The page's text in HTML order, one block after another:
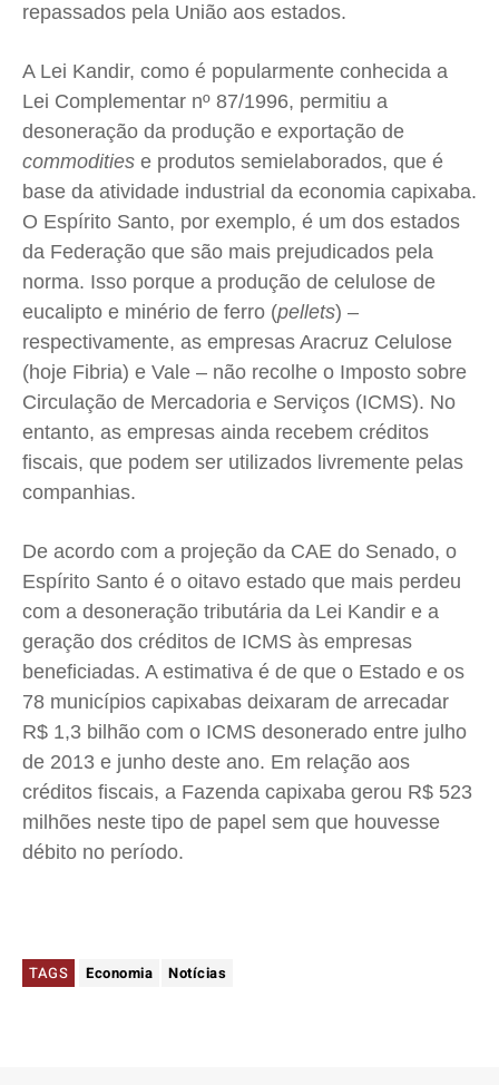
repassados pela União aos estados.
A Lei Kandir, como é popularmente conhecida a
Lei Complementar nº 87/1996, permitiu a
desoneração da produção e exportação de
commodities e produtos semielaborados, que é
base da atividade industrial da economia capixaba.
O Espírito Santo, por exemplo, é um dos estados
da Federação que são mais prejudicados pela
norma. Isso porque a produção de celulose de
eucalipto e minério de ferro (pellets) –
respectivamente, as empresas Aracruz Celulose
(hoje Fibria) e Vale – não recolhe o Imposto sobre
Circulação de Mercadoria e Serviços (ICMS). No
entanto, as empresas ainda recebem créditos
fiscais, que podem ser utilizados livremente pelas
companhias.
De acordo com a projeção da CAE do Senado, o
Espírito Santo é o oitavo estado que mais perdeu
com a desoneração tributária da Lei Kandir e a
geração dos créditos de ICMS às empresas
beneficiadas. A estimativa é de que o Estado e os
78 municípios capixabas deixaram de arrecadar
R$ 1,3 bilhão com o ICMS desonerado entre julho
de 2013 e junho deste ano. Em relação aos
créditos fiscais, a Fazenda capixaba gerou R$ 523
milhões neste tipo de papel sem que houvesse
débito no período.
TAGS Economia Notícias